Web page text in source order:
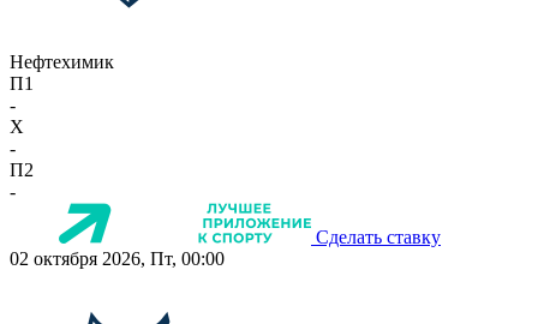
Нефтехимик
П1
-
X
-
П2
-
Сделать ставку
02 октября 2026, Пт, 00:00